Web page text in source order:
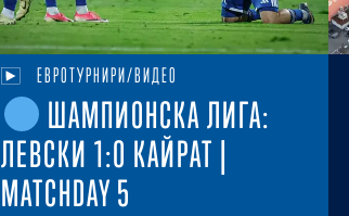
ЕВРОТУРНИРИ/ВИДЕО
ШАМПИОНСКА ЛИГА:
ЛЕВСКИ 1:0 КАЙРАТ |
MATCHDAY 5